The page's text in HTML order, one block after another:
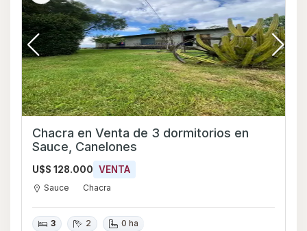
Chacra en Venta de 3 dormitorios en
Sauce, Canelones
U$S 128.000 VENTA
Sauce Chacra
3 2 0 ha